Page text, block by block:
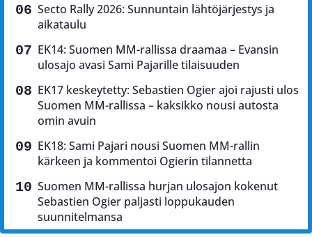
Secto Rally 2026: Sunnuntain lähtöjärjestys ja
aikataulu
EK14: Suomen MM-rallissa draamaa – Evansin
ulosajo avasi Sami Pajarille tilaisuuden
EK17 keskeytetty: Sebastien Ogier ajoi rajusti ulos
Suomen MM-rallissa – kaksikko nousi autosta
omin avuin
EK18: Sami Pajari nousi Suomen MM-rallin
kärkeen ja kommentoi Ogierin tilannetta
Suomen MM-rallissa hurjan ulosajon kokenut
Sebastien Ogier paljasti loppukauden
suunnitelmansa